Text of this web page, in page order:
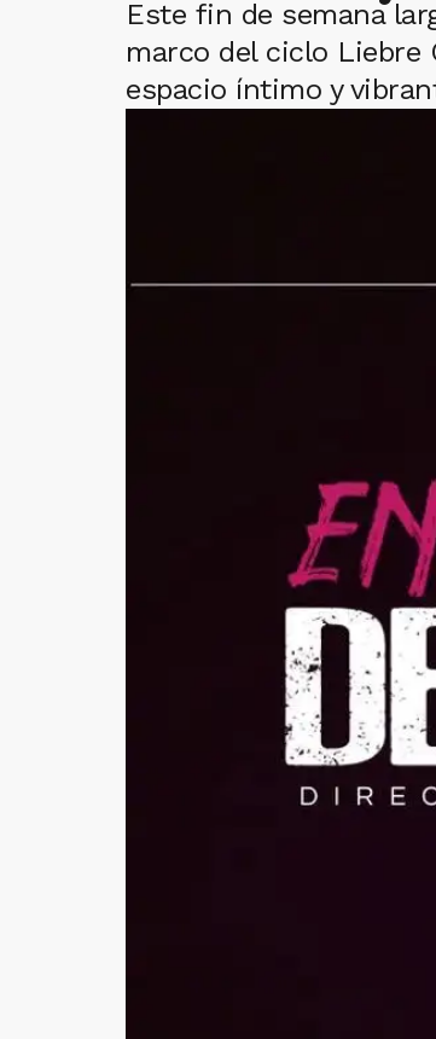
Este fin de semana
marco del ciclo Liebre
espacio íntimo y